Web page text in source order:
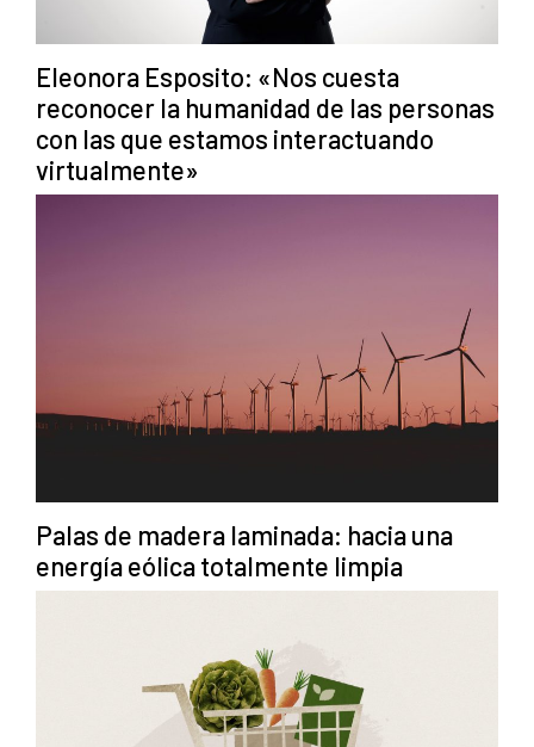
Eleonora Esposito: «Nos cuesta
reconocer la humanidad de las personas
con las que estamos interactuando
virtualmente»
Palas de madera laminada: hacia una
energía eólica totalmente limpia